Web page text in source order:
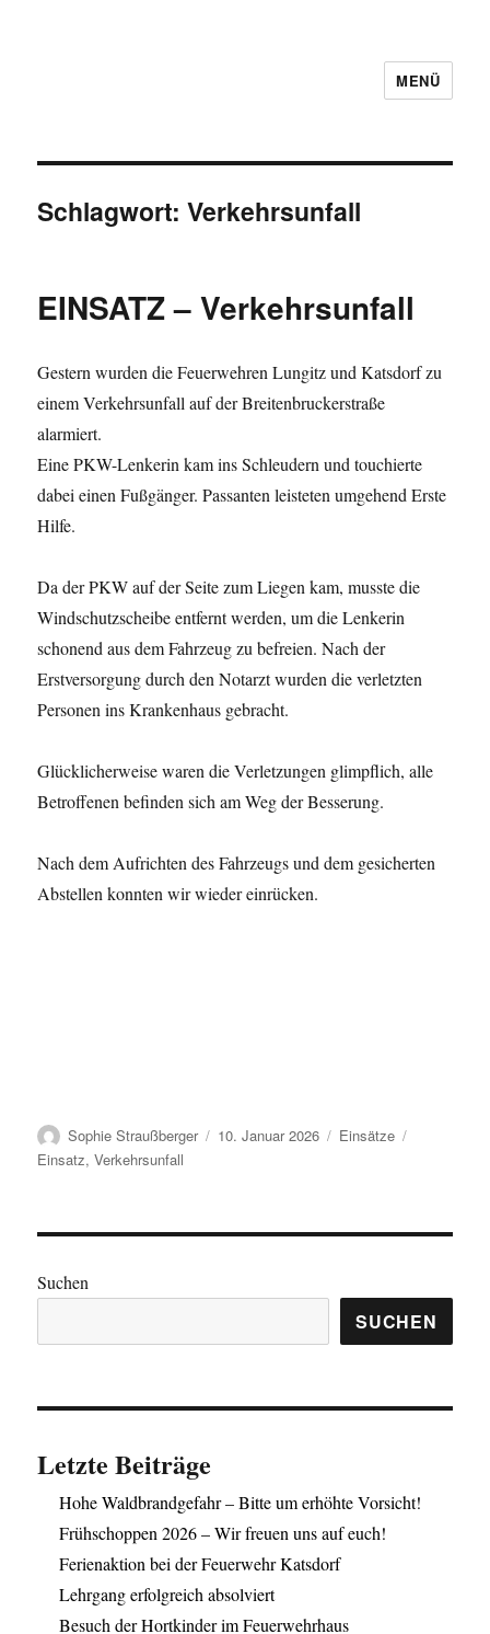
MENÜ
Schlagwort:Verkehrsunfall
EINSATZ – Verkehrsunfall
Gestern wurden die Feuerwehren Lungitz und Katsdorf zu
einem Verkehrsunfall auf der Breitenbruckerstraße
alarmiert.
Eine PKW-Lenkerin kam ins Schleudern und touchierte
dabei einen Fußgänger. Passanten leisteten umgehend Erste
Hilfe.
Da der PKW auf der Seite zum Liegen kam, musste die
Windschutzscheibe entfernt werden, um die Lenkerin
schonend aus dem Fahrzeug zu befreien. Nach der
Erstversorgung durch den Notarzt wurden die verletzten
Personen ins Krankenhaus gebracht.
Glücklicherweise waren die Verletzungen glimpflich, alle
Betroffenen befinden sich am Weg der Besserung.
Nach dem Aufrichten des Fahrzeugs und dem gesicherten
Abstellen konnten wir wieder einrücken.
Autor
Sophie Straußberger
Veröffentlicht
10. Januar 2026 Kategorien
Einsätze
Einsatz,Verkehrsunfall
Suchen
SUCHEN
Letzte Beiträge
Hohe Waldbrandgefahr – Bitte um erhöhte Vorsicht!
Frühschoppen 2026 – Wir freuen uns auf euch!
Ferienaktion bei der Feuerwehr Katsdorf
Lehrgang erfolgreich absolviert
Besuch der Hortkinder im Feuerwehrhaus